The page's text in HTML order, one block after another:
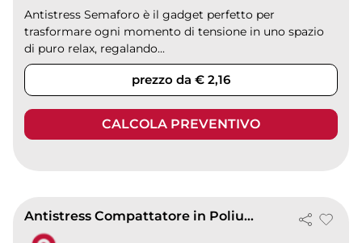
Antistress Semaforo è il gadget perfetto per
trasformare ogni momento di tensione in uno spazio
di puro relax, regalando...
prezzo da € 2,16
CALCOLA PREVENTIVO
Antistress Compattatore in Poliuretano 34g 4,3x3,9x10,7cm